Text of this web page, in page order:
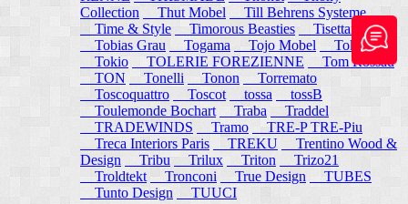
Collection
Thut Mobel
Till Behrens Systeme
Time & Style
Timorous Beasties
Tisettanta
Tobias Grau
Togama Tojo Mobel
Token
Tokio
TOLERIE FOREZIENNE
Tom Rossau
TON
Tonelli Tonon
Torremato
Toscoquattro
Toscot tossa
tossB
Toulemonde Bochart
Traba
Traddel
TRADEWINDS
Tramo
TRE-P TRE-Piu
Treca Interiors Paris
TREKU
Trentino Wood &
Design
Tribu Trilux Triton
Trizo21
Troldtekt Tronconi True Design
TUBES
Tunto Design
TUUCI